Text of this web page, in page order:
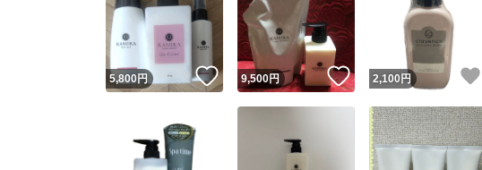
5,800円 いいね！
9,500円 いいね！
2,100 円